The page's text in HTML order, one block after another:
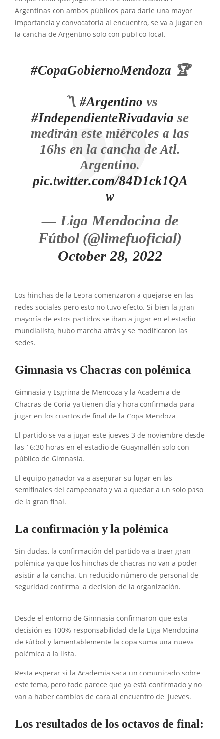
Argentinas con ambos públicos para darle una mayor
importancia y convocatoria al encuentro, se va a jugar en
la cancha de Argentino solo con público local.
#CopaGobiernoMendoza 🏆
〽️ #Argentino vs
#IndependienteRivadavia se
medirán este miércoles a las
16hs en la cancha de Atl.
Argentino.
pic.twitter.com/84D1ck1QA
w
— Liga Mendocina de
Fútbol (@limefuoficial)
October 28, 2022
Los hinchas de la Lepra comenzaron a quejarse en las
redes sociales pero esto no tuvo efecto. Si bien la gran
mayoría de estos partidos se iban a jugar en el estadio
mundialista, hubo marcha atrás y se modificaron las
sedes.
Gimnasia vs Chacras con polémica
Gimnasia y Esgrima de Mendoza y la Academia de
Chacras de Coria ya tienen día y hora confirmada para
jugar en los cuartos de final de la Copa Mendoza.
El partido se va a jugar este jueves 3 de noviembre desde
las 16:30 horas en el estadio de Guaymallén solo con
público de Gimnasia.
El equipo ganador va a asegurar su lugar en las
semifinales del campeonato y va a quedar a un solo paso
de la gran final.
La confirmación y la polémica
Sin dudas, la confirmación del partido va a traer gran
polémica ya que los hinchas de chacras no van a poder
asistir a la cancha. Un reducido número de personal de
seguridad confirma la decisión de la organización.
Desde el entorno de Gimnasia confirmaron que esta
decisión es 100% responsabilidad de la Liga Mendocina
de Fútbol y lamentablemente la copa suma una nueva
polémica a la lista.
Resta esperar si la Academia saca un comunicado sobre
este tema, pero todo parece que ya está confirmado y no
van a haber cambios de cara al encuentro del jueves.
Los resultados de los octavos de final: